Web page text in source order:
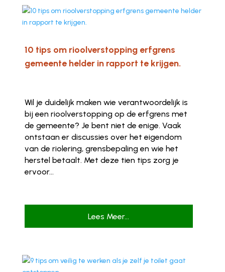
10 tips om rioolverstopping erfgrens
gemeente helder in rapport te krijgen.
Wil je duidelijk maken wie verantwoordelijk is
bij een rioolverstopping op de erfgrens met
de gemeente? Je bent niet de enige. Vaak
ontstaan er discussies over het eigendom
van de riolering, grensbepaling en wie het
herstel betaalt. Met deze tien tips zorg je
ervoor...
Lees Meer...